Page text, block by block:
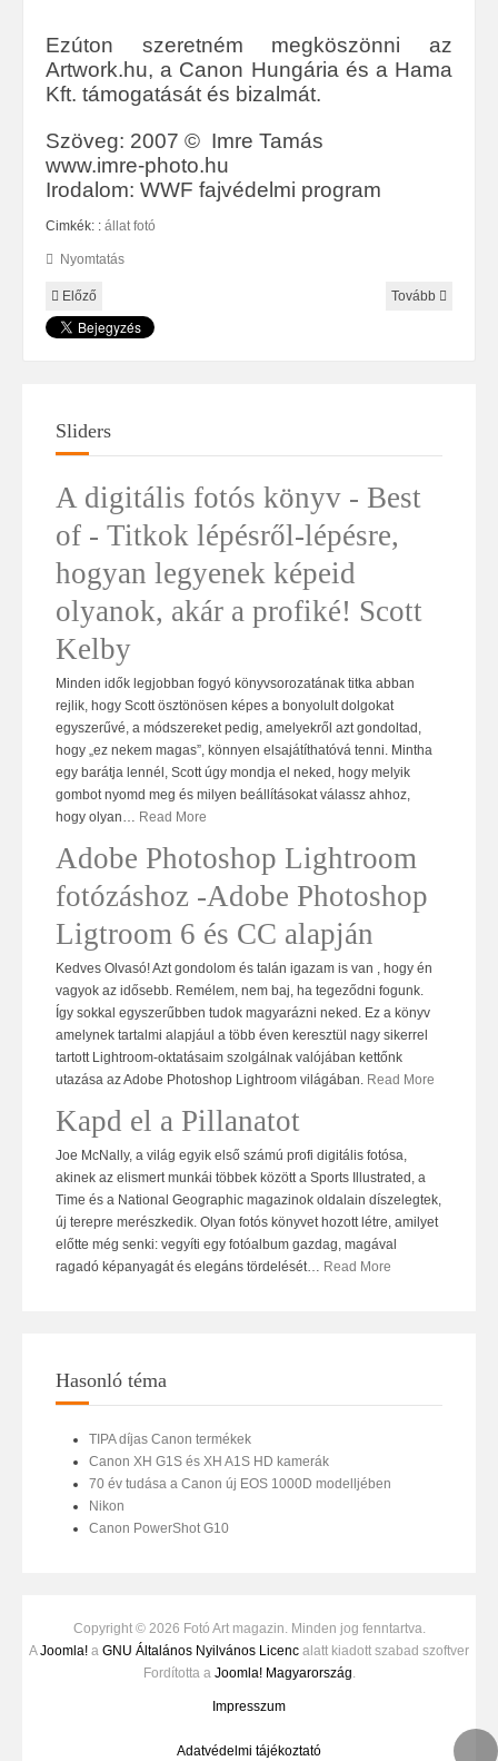
Ezúton szeretném megköszönni az
Artwork.hu, a Canon Hungária és a Hama
Kft. támogatását és bizalmát.
Szöveg: 2007 © Imre Tamás
www.imre-photo.hu
Irodalom: WWF fajvédelmi program
Cimkék: : állat fotó
Nyomtatás
Előző Tovább
Sliders
A digitális fotós könyv - Best
of - Titkok lépésről-lépésre,
hogyan legyenek képeid
olyanok, akár a profiké! Scott
Kelby
Minden idők legjobban fogyó könyvsorozatának titka abban
rejlik, hogy Scott ösztönösen képes a bonyolult dolgokat
egyszerűvé, a módszereket pedig, amelyekről azt gondoltad,
hogy „ez nekem magas”, könnyen elsajátíthatóvá tenni. Mintha
egy barátja lennél, Scott úgy mondja el neked, hogy melyik
gombot nyomd meg és milyen beállításokat válassz ahhoz,
hogy olyan… Read More
Adobe Photoshop Lightroom
fotózáshoz -Adobe Photoshop
Ligtroom 6 és CC alapján
Kedves Olvasó! Azt gondolom és talán igazam is van , hogy én
vagyok az idősebb. Remélem, nem baj, ha tegeződni fogunk.
Így sokkal egyszerűbben tudok magyarázni neked. Ez a könyv
amelynek tartalmi alapjául a több éven keresztül nagy sikerrel
tartott Lightroom-oktatásaim szolgálnak valójában kettőnk
utazása az Adobe Photoshop Lightroom világában. Read More
Kapd el a Pillanatot
Joe McNally, a világ egyik első számú profi digitális fotósa,
akinek az elismert munkái többek között a Sports Illustrated, a
Time és a National Geographic magazinok oldalain díszelegtek,
új terepre merészkedik. Olyan fotós könyvet hozott létre, amilyet
előtte még senki: vegyíti egy fotóalbum gazdag, magával
ragadó képanyagát és elegáns tördelését… Read More
Hasonló téma
TIPA díjas Canon termékek
Canon XH G1S és XH A1S HD kamerák
70 év tudása a Canon új EOS 1000D modelljében
Nikon
Canon PowerShot G10
Copyright © 2026 Fotó Art magazin. Minden jog fenntartva.
AJoomla! a GNU Általános Nyilvános Licenc alatt kiadott szabad szoftver
Fordította a Joomla! Magyarország.
Impresszum
Adatvédelmi tájékoztató